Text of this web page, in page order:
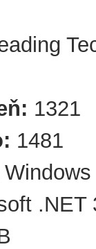
1321
1481
.NET